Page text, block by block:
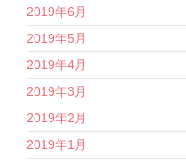
2019年6月
2019年5月
2019年4月
2019年3月
2019年2月
2019年1月